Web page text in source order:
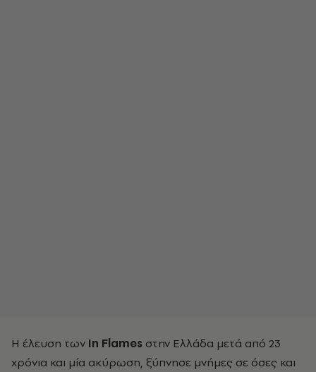
Η έλευση των In Flames στην Ελλάδα μετά από 23
χρόνια και μία ακύρωση, ξύπνησε μνήμες σε όσες και